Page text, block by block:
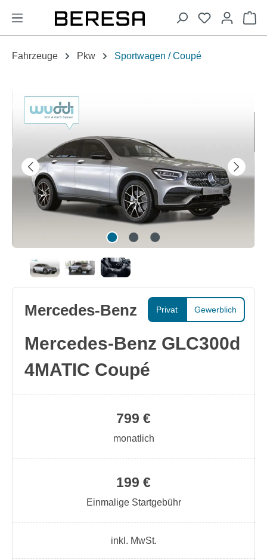
springen
Fahrzeuge Pkw Sportwagen / Coupé
Bildergalerie überspringen
Privat Gewerblich
Mercedes-Benz
Mercedes-Benz GLC300d
4MATIC Coupé
199 €
Einmalige Startgebühr
799 €
monatlich
inkl. MwSt.